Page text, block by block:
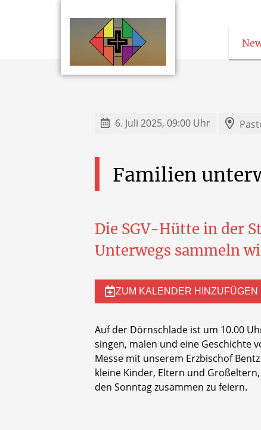
6. Juli 2025, 09:00 Uhr
Familien
Die SGV-Hütte in der
Unterwegs sammeln
ZUM KALENDER HINZUFÜGEN
Auf der Dörnschlade ist um 10.00
singen, malen und eine Geschichte
Messe mit unserem Erzbischof
kleine Kinder, Eltern und
den Sonntag zusammen zu feiern.